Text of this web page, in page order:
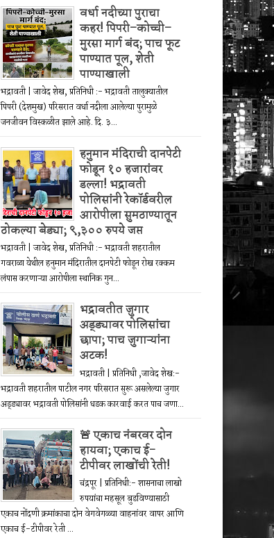
वर्धा नदीच्या पुराचा
कहर! पिपरी–कोच्ची–
मुरसा मार्ग बंद; पाच फूट
पाण्यात पूल, शेती
पाण्याखाली
भद्रावती | जावेद शेख, प्रतिनिधी :- भद्रावती तालुक्यातील
पिपरी (देशमुख) परिसरात वर्धा नदीला आलेल्या पुरामुळे
जनजीवन विस्कळीत झाले आहे. दि. ३...
हनुमान मंदिराची दानपेटी
फोडून १० हजारांवर
डल्ला! भद्रावती
पोलिसांनी रेकॉर्डवरील
आरोपीला सुमठाण्यातून
ठोकल्या बेड्या; ९,३०० रुपये जप्त
भद्रावती | जावेद शेख, प्रतिनिधी :- भद्रावती शहरातील
गवराळा येथील हनुमान मंदिरातील दानपेटी फोडून रोख रक्कम
लंपास करणाऱ्या आरोपीला स्थानिक गुन...
भद्रावतीत जुगार
अड्ड्यावर पोलिसांचा
छापा; पाच जुगाऱ्यांना
अटक!
भद्रावती | प्रतिनिधी ,जावेद शेख:-
भद्रावती शहरातील पाटील नगर परिसरात सुरू असलेल्या जुगार
अड्ड्यावर भद्रावती पोलिसांनी धडक कारवाई करत पाच जणा...
🚨 एकाच नंबरवर दोन
हायवा; एकाच ई-
टीपीवर लाखोंची रेती!
चंद्रपूर | प्रतिनिधी:- शासनाचा लाखो
रुपयांचा महसूल बुडविण्यासाठी
एकाच नोंदणी क्रमांकाचा दोन वेगवेगळ्या वाहनांवर वापर आणि
एकाच ई-टीपीवर रेती ...